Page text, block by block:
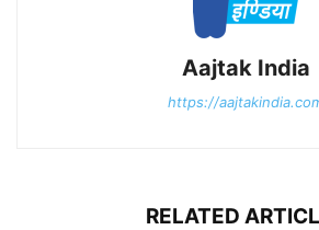
Aajtak India
https://
RELATED